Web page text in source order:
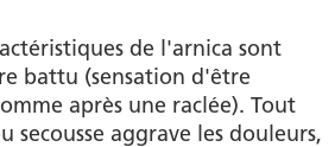
de l'arnica sont
battu (sensation d'être
après une raclée). Tout
secousse aggrave les douleurs,